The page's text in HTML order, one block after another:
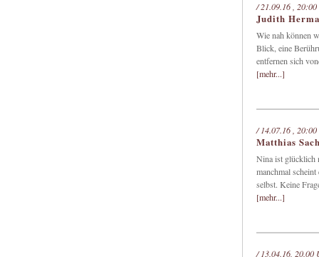
/ 21.09.16 ,
Judith
Wie nah können
Blick, eine
entfernen sich
[mehr...]
/ 14.07.16 ,
Matthias
Nina ist glücklich
manchmal
selbst. Keine
[mehr...]
/ 13.04.16, 20.00